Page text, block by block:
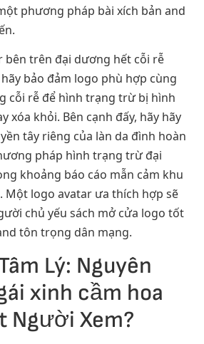
phương pháp bài xích bản and
bên trên đại dương hết cỗi rễ
bảo đảm logo phù hợp cùng
cỗi rễ để hình trạng trừ bị hình
xóa khỏi. Bên cạnh đấy, hãy hãy
tây riêng của làn da đình hoàn
pháp hình trạng trừ đại
khoảng báo cáo mẫn cảm khu
Một logo avatar ưa thích hợp sẽ
chủ yếu sách mở cửa logo tốt
tôn trọng dân mạng.
Lý: Nguyên
xinh cầm hoa
Người Xem?